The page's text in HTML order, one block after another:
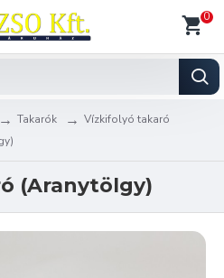
0
Takarók
Vízkifolyó takaró
(Aranytölgy)